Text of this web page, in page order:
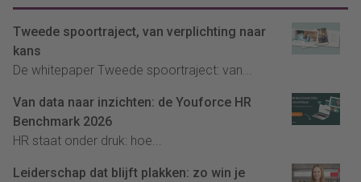
Tweede spoortraject, van verplichting naar
kans
De whitepaper Tweede spoortraject: van...
Van data naar inzichten: de Youforce HR
Benchmark 2026
HR staat onder druk: hoe...
Leiderschap dat blijft plakken: zo win je